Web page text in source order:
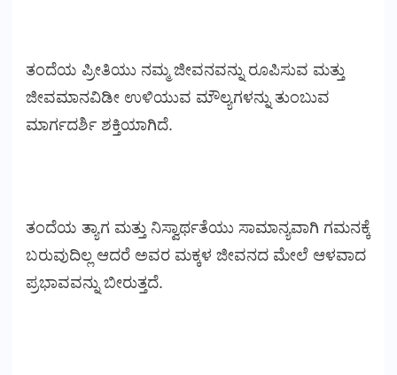
ತಂದೆಯ ಪ್ರೀತಿಯು ನಮ್ಮ ಜೀವನವನ್ನು ರೂಪಿಸುವ ಮತ್ತು
ಜೀವಮಾನವಿಡೀ ಉಳಿಯುವ ಮೌಲ್ಯಗಳನ್ನು ತುಂಬುವ
ಮಾರ್ಗದರ್ಶಿ ಶಕ್ತಿಯಾಗಿದೆ.
ತಂದೆಯ ತ್ಯಾಗ ಮತ್ತು ನಿಸ್ವಾರ್ಥತೆಯು ಸಾಮಾನ್ಯವಾಗಿ ಗಮನಕ್ಕೆ
ಬರುವುದಿಲ್ಲ ಆದರೆ ಅವರ ಮಕ್ಕಳ ಜೀವನದ ಮೇಲೆ ಆಳವಾದ
ಪ್ರಭಾವವನ್ನು ಬೀರುತ್ತದೆ.